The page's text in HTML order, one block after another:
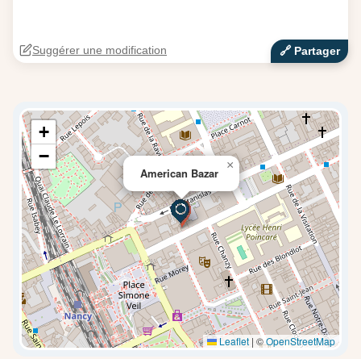
🔗‍️ Partager
Suggérer une modification
American Bazar
×
+
−
Leaflet | ©OpenStreetMap